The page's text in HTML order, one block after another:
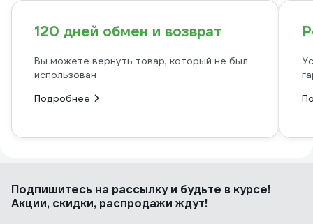
120 дней обмен и возврат
Вы можете вернуть товар, который не был
использован
Подробнее
Подпишитесь на рассылкуи будьте в курсе!
Акции, скидки, распродажи ждут!